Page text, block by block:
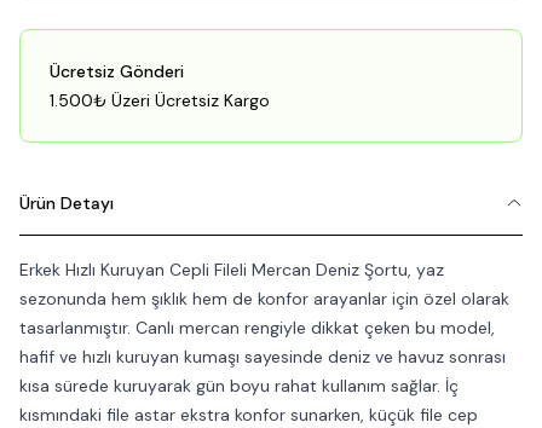
Ücretsiz Gönderi
1.500₺ Üzeri Ücretsiz Kargo
Ürün Detayı
Erkek Hızlı Kuruyan Cepli Fileli Mercan Deniz Şortu, yaz
sezonunda hem şıklık hem de konfor arayanlar için özel olarak
tasarlanmıştır. Canlı mercan rengiyle dikkat çeken bu model,
hafif ve hızlı kuruyan kumaşı sayesinde deniz ve havuz sonrası
kısa sürede kuruyarak gün boyu rahat kullanım sağlar. İç
kısmındaki file astar ekstra konfor sunarken, küçük file cep